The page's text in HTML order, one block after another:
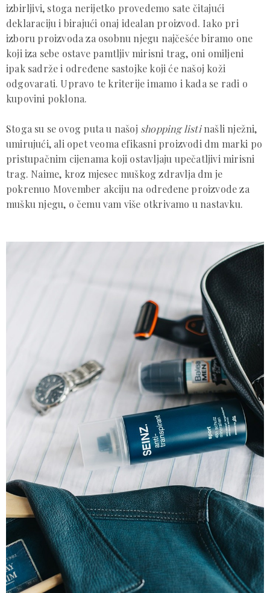
izbirljivi, stoga nerijetko provedemo sate čitajući
deklaraciju i birajući onaj idealan proizvod. Iako pri
izboru proizvoda za osobnu njegu najčešće biramo one
koji iza sebe ostave pamtljiv mirisni trag, oni omiljeni
ipak sadrže i određene sastojke koji će našoj koži
odgovarati. Upravo te kriterije imamo i kada se radi o
kupovini poklona.
Stoga su se ovog puta u našoj shopping listinašli nježni,
umirujući, ali opet veoma efikasni proizvodi dm marki po
pristupačnim cijenama koji ostavljaju upečatljivi mirisni
trag. Naime, kroz mjesec muškog zdravlja dm je
pokrenuo Movember akciju na određene proizvode za
mušku njegu, o čemu vam više otkrivamo u nastavku.